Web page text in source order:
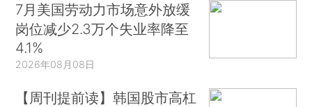
7月美国劳动力市场意外放缓
岗位减少2.3万个失业率降至
4.1%
2026年08月08日
【周刊提前读】韩国股市高杠